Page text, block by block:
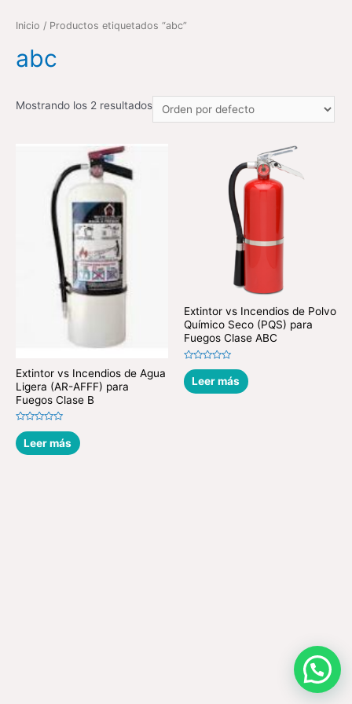
Inicio / Productos etiquetados “abc”
abc
Mostrando los 2 resultados
Extintor vs Incendios de Agua
Ligera (AR-AFFF) para
Fuegos Clase B
Valorado
en
0
de
Leer más
Extintor vs Incendios de Polvo
Químico Seco (PQS) para
Fuegos Clase ABC
Valorado
en
0
de
Leer más